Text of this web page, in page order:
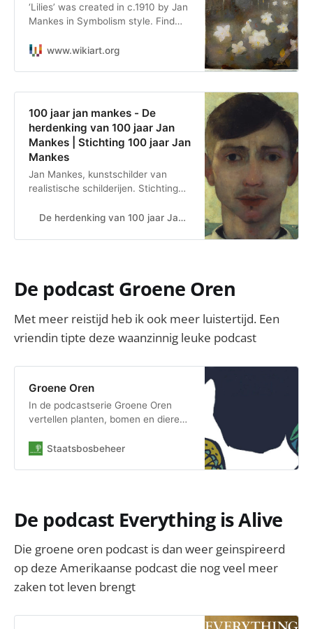
‘Lilies’ was created in c.1910 by Jan
Mankes in Symbolism style. Find
painting at Wikiart.org – best visual
www.wikiart.org
100 jaar jan mankes - De
herdenking van 100 jaar Jan
Mankes | Stichting 100 jaar Jan
Mankes
Jan Mankes, kunstschilder van
realistische schilderijen. Stichting
exposities, lezingen, workshops enDe herdenking van 100 jaar Jan Mankes | Stichting 100 jaar Jan Mankes
De podcast Groene Oren
Met meer reistijd heb ik ook meer luistertijd. Een
vriendin tipte deze waanzinnig leuke podcast
Groene Oren
In de podcastserie Groene Oren
vertellen planten, bomen en dieren
ziet hun dagelijks leven er uit en
Staatsbosbeheer
De podcast Everything is Alive
Die groene oren podcast is dan weer geinspireerd
op deze Amerikaanse podcast die nog veel meer
zaken tot leven brengt